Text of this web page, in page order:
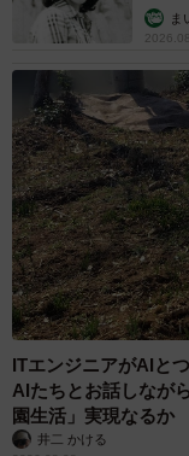
む」ま
ITエンジニアがAIと
AIたちとお話しなが
園生活」実現なるか
井二 かける